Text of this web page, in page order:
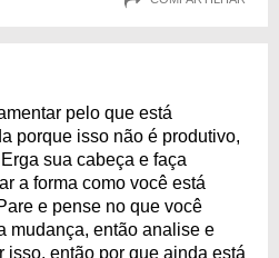
pelo que está
porque isso não é produtivo,
sua cabeça e faça
a forma como você está
e pense no que você
mudança, então analise e
isso, então por que ainda está